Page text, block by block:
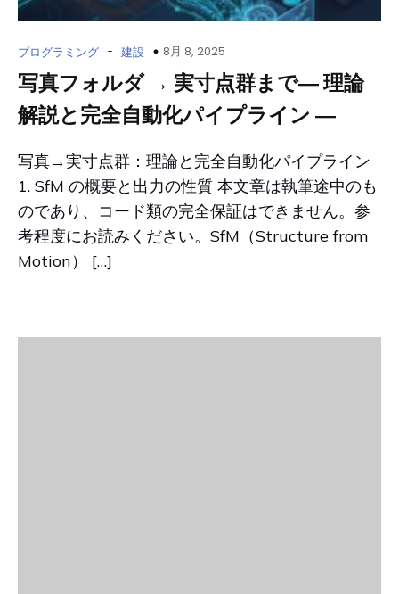
プログラミング - 建設 8月 8, 2025
写真フォルダ → 実寸点群まで― 理論
解説と完全自動化パイプライン ―
写真→実寸点群：理論と完全自動化パイプライン
1. SfM の概要と出力の性質 本文章は執筆途中のも
のであり、コード類の完全保証はできません。参
考程度にお読みください。SfM（Structure from
Motion） […]